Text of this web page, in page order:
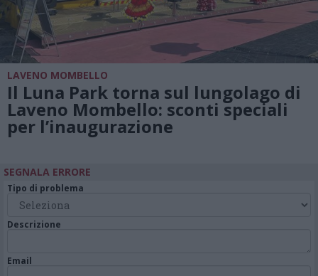
LAVENO MOMBELLO
Il Luna Park torna sul lungolago di
Laveno Mombello: sconti speciali
per l’inaugurazione
SEGNALA ERRORE
Tipo di problema
Descrizione
Email